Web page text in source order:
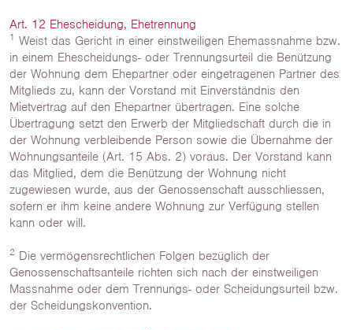
Art. 12 Ehescheidung, Ehetrennung
1 Weist das Gericht in einer einstweiligen Ehemassnahme bzw.
in einem Ehescheidungs- oder Trennungsurteil die Benützung
der Wohnung dem Ehepartner oder eingetragenen Partner des
Mitglieds zu, kann der Vorstand mit Einverständnis den
Mietvertrag auf den Ehepartner übertragen. Eine solche
Übertragung setzt den Erwerb der Mitgliedschaft durch die in
der Wohnung verbleibende Person sowie die Übernahme der
Wohnungsanteile (Art. 15 Abs. 2) voraus. Der Vorstand kann
das Mitglied, dem die Benützung der Wohnung nicht
zugewiesen wurde, aus der Genossenschaft ausschliessen,
sofern er ihm keine andere Wohnung zur Verfügung stellen
kann oder will.
2 Die vermögensrechtlichen Folgen bezüglich der
Genossenschaftsanteile richten sich nach der einstweiligen
Massnahme oder dem Trennungs- oder Scheidungsurteil bzw.
der Scheidungskonvention.